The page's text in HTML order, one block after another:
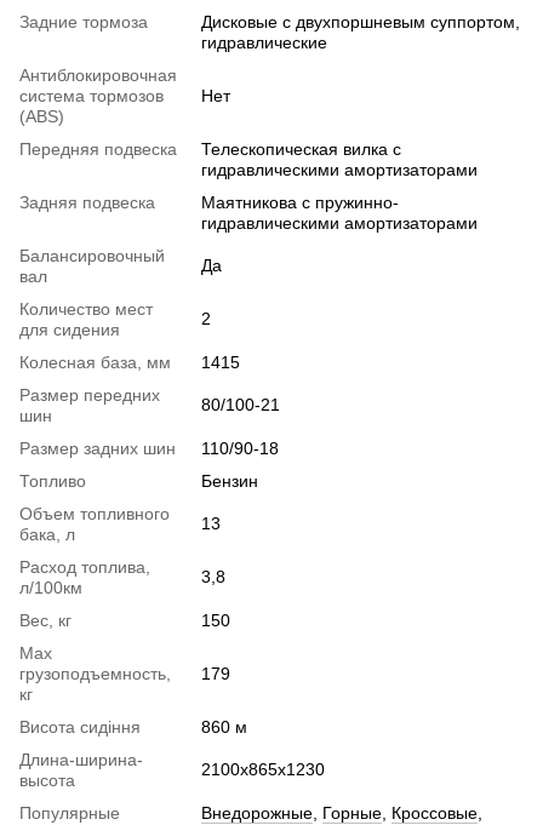
Задние тормоза
Дисковые с двухпоршневым суппортом,
гидравлические
Антиблокировочная
система тормозов
(ABS)
Нет
Передняя подвеска
Телескопическая вилка с
гидравлическими амортизаторами
Задняя подвеска
Маятникова с пружинно-
гидравлическими амортизаторами
Балансировочный
вал
Да
Количество мест
для сидения
2
Колесная база, мм
1415
Размер передних
шин
80/100-21
Размер задних шин
110/90-18
Топливо
Бензин
Объем топливного
бака, л
13
Расход топлива,
л/100км
3,8
Вес, кг
150
Max
грузоподъемность,
кг
179
Висота сидіння
860 м
Длина-ширина-
высота
2100х865х1230
Популярные
Внедорожные Горные Кроссовые